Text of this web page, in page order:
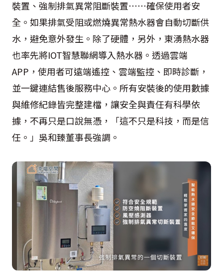
裝置、強制排氣異常阻斷裝置⋯⋯確保使用者安
全。如果排氣受阻或燃燒異常熱水器會自動切斷供
水，避免意外發生。除了硬體，另外，東湧熱水器
也率先將IOT智慧聯網導入熱水器。透過雲端
APP，使用者可遠端遙控、雲端監控、即時診斷，
並一鍵連結售後服務中心。所有安裝後的使用數據
與維修紀錄皆完整建檔，讓安全與責任有科學依
據，不再只是口說無憑，「這不只是科技，而是信
任。」吳和臻董事長強調。